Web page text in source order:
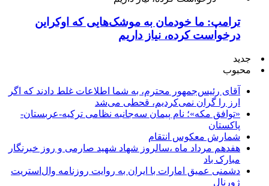
ترامپ: ما خودمان به موشک‌هایی که اوکراین
درخواست کرده، نیاز داریم
جدید
محبوب
آقای رئیس‌جمهور محترم، به شما اطلاعات غلط دادند که اگر
ارز را گران نمی‌کردیم، قحطی می‌شد
«توافق مکه»؛ نام پیمان سه‌جانبه نظامی ترکیه-عربستان-
پاکستان
شمارش معکوس انتقام
هفدهم مرداد ماه ،سالروز شهاد شهید صارمی و روز خبرنگار
مبارک باد
دشمنی عمیق امارات با ایران به روایت روزنامه وال‌استریت
ژورنال